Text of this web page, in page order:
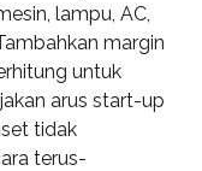
lampu, AC,
margin
untuk
arus start-up
tidak
terus-